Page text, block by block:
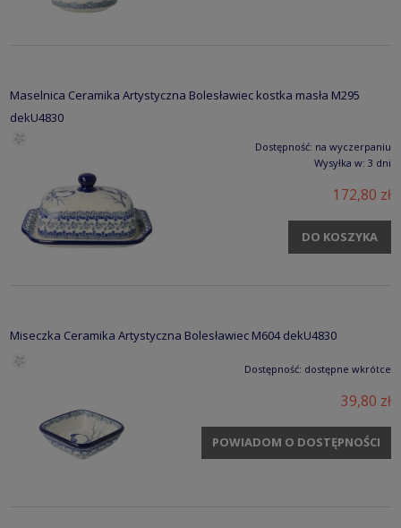
Maselnica Ceramika Artystyczna Bolesławiec kostka masła M295
dekU4830
Dostępność: na wyczerpaniu
Wysyłka w: 3 dni
172,80 zł
DO KOSZYKA
Miseczka Ceramika Artystyczna Bolesławiec M604 dekU4830
Dostępność: dostępne wkrótce
39,80 zł
POWIADOM O DOSTĘPNOŚCI